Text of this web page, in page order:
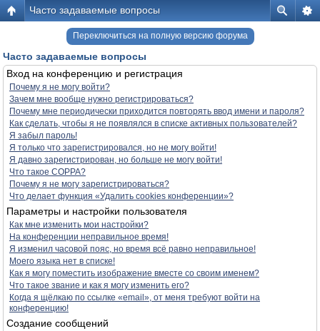
Часто задаваемые вопросы
Переключиться на полную версию форума
Часто задаваемые вопросы
Вход на конференцию и регистрация
Почему я не могу войти?
Зачем мне вообще нужно регистрироваться?
Почему мне периодически приходится повторять ввод имени и пароля?
Как сделать, чтобы я не появлялся в списке активных пользователей?
Я забыл пароль!
Я только что зарегистрировался, но не могу войти!
Я давно зарегистрирован, но больше не могу войти!
Что такое COPPA?
Почему я не могу зарегистрироваться?
Что делает функция «Удалить cookies конференции»?
Параметры и настройки пользователя
Как мне изменить мои настройки?
На конференции неправильное время!
Я изменил часовой пояс, но время всё равно неправильное!
Моего языка нет в списке!
Как я могу поместить изображение вместе со своим именем?
Что такое звание и как я могу изменить его?
Когда я щёлкаю по ссылке «email», от меня требуют войти на
конференцию!
Создание сообщений